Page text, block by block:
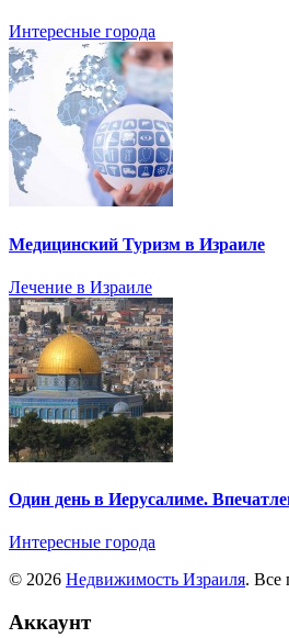
Интересные города
Медицинский Туризм в Израиле
Лечение в Израиле
Один день в Иерусалиме.
Интересные города
© 2026 Недвижимость Израиля. Все
Аккаунт